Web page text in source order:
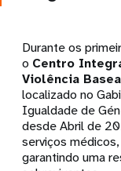
oCentro
Violência
localizado no
Igualdade de
desde Abril de
serviços
garantindo uma
sobreviventes.